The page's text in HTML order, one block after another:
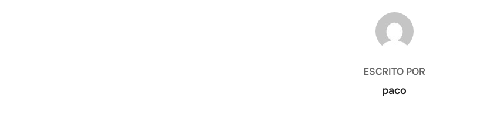
AUTOR DE LA ENTRADA
ESCRITO POR
paco